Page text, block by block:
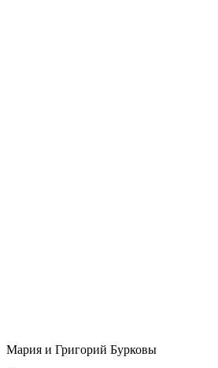
Мария и Григорий Бурковы